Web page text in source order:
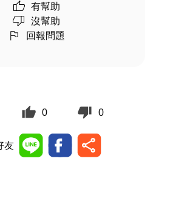
有幫助
沒幫助
回報問題
0 0
友